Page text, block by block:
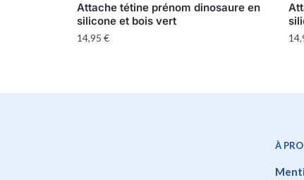
Attache tétine prénom dinosaure en
silicone et bois vert
14,95€
À